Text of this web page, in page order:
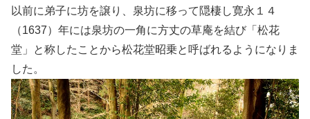
以前に弟子に坊を譲り、泉坊に移って隠棲し寛永１４
（1637）年には泉坊の一角に方丈の草庵を結び「松花
堂」と称したことから松花堂昭乗と呼ばれるようになりま
した。